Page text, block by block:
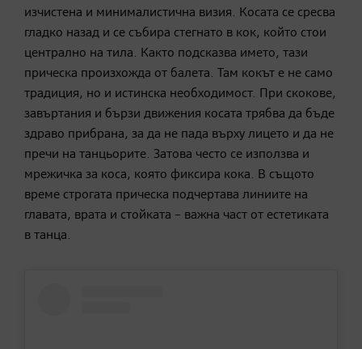
изчистена и минималистична визия. Косата се сресва
гладко назад и се събира стегнато в кок, който стои
централно на тила. Както подсказва името, тази
прическа произхожда от балета. Там кокът е не само
традиция, но и истинска необходимост. При скокове,
завъртания и бързи движения косата трябва да бъде
здраво прибрана, за да не пада върху лицето и да не
пречи на танцьорите. Затова често се използва и
мрежичка за коса, която фиксира кока. В същото
време строгата прическа подчертава линиите на
главата, врата и стойката – важна част от естетиката
в танца.